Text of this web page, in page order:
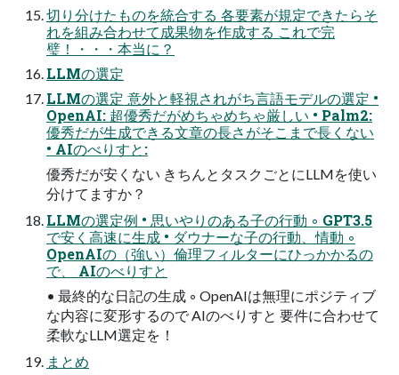
切り分けたものを統合する 各要素が規定できたらそ
れを組み合わせて成果物を作成する これで完
璧！・・・本当に？
LLMの選定
LLMの選定 意外と軽視されがち言語モデルの選定 •
OpenAI: 超優秀だがめちゃめちゃ厳しい • Palm2:
優秀だが生成できる文章の長さがそこまで長くない
• AIのべりすと:
優秀だが安くない きちんとタスクごとにLLMを使い
分けてますか？
LLMの選定例 • 思いやりのある子の行動 ◦ GPT3.5
で安く高速に生成 • ダウナーな子の行動、情動 ◦
OpenAIの（強い）倫理フィルターにひっかかるの
で、 AIのべりすと
• 最終的な日記の生成 ◦ OpenAIは無理にポジティブ
な内容に変形するので AIのべりすと 要件に合わせて
柔軟なLLM選定を！
まとめ